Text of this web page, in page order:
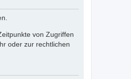
von Zugriffen
oder zur rechtlichen